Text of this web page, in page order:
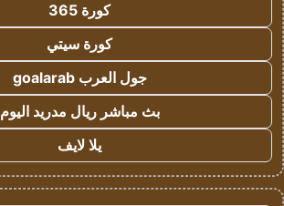
كورة 365
كورة سيتي
جول العرب goalarab
بث مباشر ريال مدريد اليوم
يلا لايف